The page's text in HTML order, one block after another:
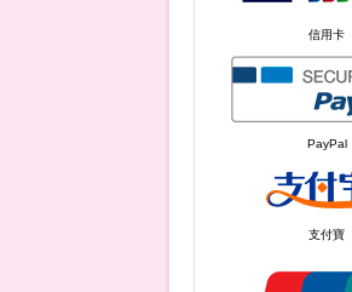
信用卡
PayPal
支付寶